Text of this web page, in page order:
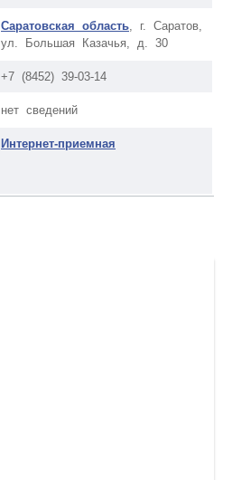
Саратовская область , г. Саратов,
ул. Большая Казачья, д. 30
+7 (8452) 39-03-14
нет сведений
Интернет-приемная